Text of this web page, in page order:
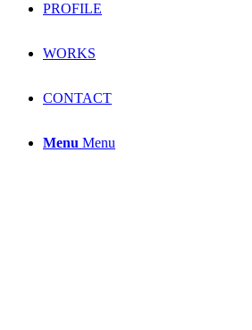
PROFILE
WORKS
CONTACT
Menu Menu